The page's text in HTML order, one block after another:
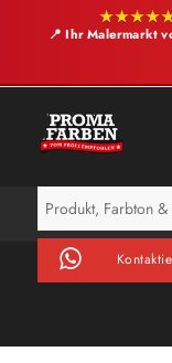
📍 Ihr Malermarkt